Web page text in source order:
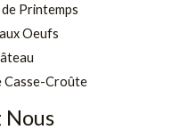
Printemps
Oeufs
Casse-Croûte
Nous